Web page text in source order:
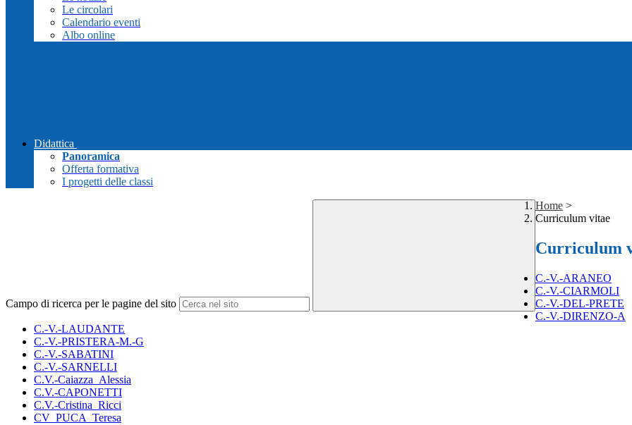
Le circolari
Calendario eventi
Albo online
Didattica
Panoramica
Offerta formativa
I progetti delle classi
Campo di ricerca per le pagine del sito
Home >
Curriculum vitae
Curriculum
C.-V.-ARANEO
C.-V.-CIARMOLI
C.-V.-DEL-PRETE
C.-V.-DIRENZO-A
C.-V.-LAUDANTE
C.-V.-PRISTERA-M.-G
C.-V.-SABATINI
C.-V.-SARNELLI
C.V.-Caiazza_Alessia
C.V.-CAPONETTI
C.V.-Cristina_Ricci
CV_PUCA_Teresa